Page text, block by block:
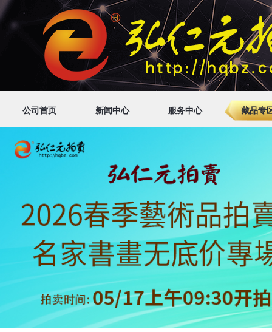
公司首页 新闻中心 服务中心 藏品专